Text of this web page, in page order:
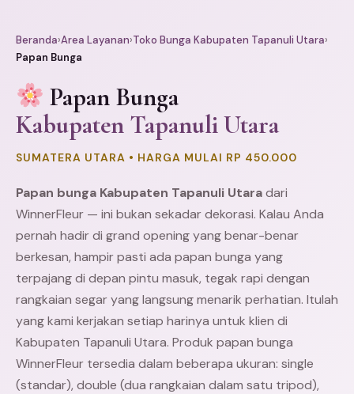
Beranda›Area Layanan›Toko Bunga Kabupaten Tapanuli Utara›
Papan Bunga
Papan Bunga
Kabupaten Tapanuli Utara
SUMATERA UTARA • HARGA MULAI RP 450.000
Papan bunga Kabupaten Tapanuli Utaradari
WinnerFleur — ini bukan sekadar dekorasi. Kalau Anda
pernah hadir di grand opening yang benar-benar
berkesan, hampir pasti ada papan bunga yang
terpajang di depan pintu masuk, tegak rapi dengan
rangkaian segar yang langsung menarik perhatian. Itulah
yang kami kerjakan setiap harinya untuk klien di
Kabupaten Tapanuli Utara. Produk papan bunga
WinnerFleur tersedia dalam beberapa ukuran: single
(standar), double (dua rangkaian dalam satu tripod),